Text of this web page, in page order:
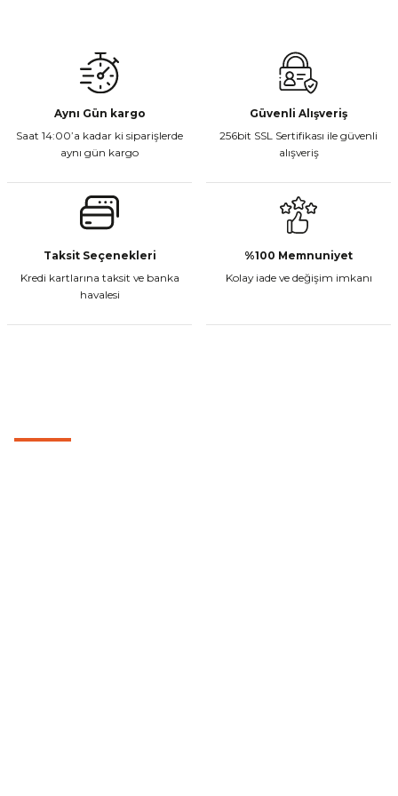
Aynı Gün kargo
Saat 14:00’a kadar ki siparişlerde
aynı gün kargo
Güvenli Alışveriş
256bit SSL Sertifikası ile güvenli
alışveriş
Taksit Seçenekleri
Kredi kartlarına taksit ve banka
havalesi
%100 Memnuniyet
Kolay iade ve değişim imkanı